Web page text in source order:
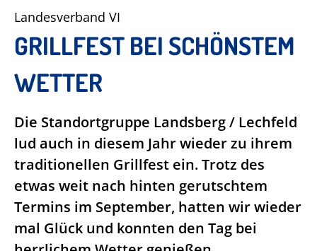
Landesverband VI
GRILLFEST BEI SCHÖNSTEM
WETTER
Die Standortgruppe Landsberg / Lechfeld
lud auch in diesem Jahr wieder zu ihrem
traditionellen Grillfest ein. Trotz des
etwas weit nach hinten gerutschtem
Termins im September, hatten wir wieder
mal Glück und konnten den Tag bei